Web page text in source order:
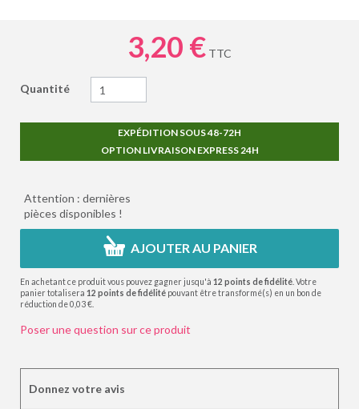
3,20 € TTC
Quantité
EXPÉDITION SOUS 48-72H
OPTION LIVRAISON EXPRESS 24H
Attention : dernières
pièces disponibles !
AJOUTER AU PANIER
En achetant ce produit vous pouvez gagner jusqu'à 12 points de fidélité . Votre
panier totalisera 12 points de fidélité pouvant être transformé(s) en un bon de
réduction de0,03 €
Poser une question sur ce produit
Donnez votre avis